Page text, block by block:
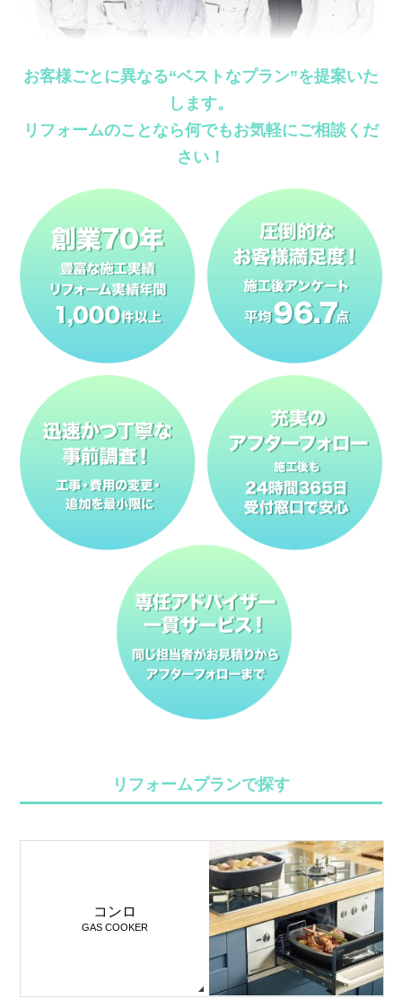
お客様ごとに異なる“ベストなプラン”を提案いた
します。
リフォームのことなら何でもお気軽にご相談くだ
さい！
リフォームプランで探す
コンロ
GAS COOKER